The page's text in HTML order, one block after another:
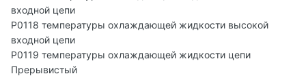
входной цепи
P0118 температуры охлаждающей жидкости высокой
входной цепи
P0119 температуры охлаждающей жидкости цепи
Прерывистый